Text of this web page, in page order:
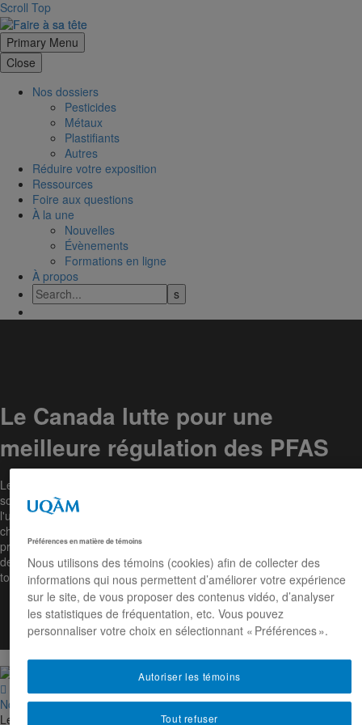
Scroll Top
Primary Menu
Close
Nos dossiers
Pesticides
Métaux
Plastifiants
Autres
Réduire votre exposition
Ressources
Foire aux questions
À la une
Nouvelles
Évènements
Formations en ligne
À propos
Le Canada lutte pour une
meilleure régulation des PFAS
Le gouvernement du Canada a récemment produit un rapport
soulignant l'importance de mieux réglementer la production et
l'utilisation des composés perfluorés (PFAS), des substances
chimiques persistantes. Les scientifiques soutiennent qu'en suivant le
principe de précaution, les données existantes jusqu'à présent
devraient être suffisantes pour réglementer globalement l'utilisation de
toute substance de la grande famille des PFAS.

Nouvelles 05/07/2023
Le gouvernement du Canada a récemment produit un rapport
Préférences en matière de témoins
Nous utilisons des témoins (cookies) afin de collecter des
informations qui nous permettent d’améliorer votre expérience
sur le site, de vous proposer des contenus vidéo, d’analyser
les statistiques de fréquentation, etc. Vous pouvez
personnaliser votre choix en sélectionnant « Préférences ».
Tout refuser
Autoriser les témoins